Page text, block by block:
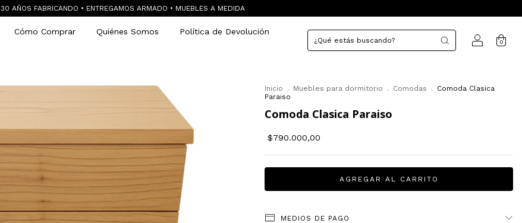
30 AÑOS FABRICANDO • ENTREGAMOS ARMADO • MUEBLES A MEDIDA
Cómo Comprar Quiénes Somos
Política de Devolución
0
Inicio . Muebles para dormitorio . Comodas .
Comoda Clasica
Paraiso
Comoda Clasica Paraiso
$790.000,00
MEDIOS DE PAGO